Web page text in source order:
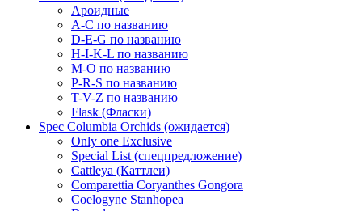
Ароидные
A-C по названию
D-E-G по названию
H-I-K-L по названию
M-O по названию
P-R-S по названию
T-V-Z по названию
Flask (Фласки)
Spec Columbia Orchids (ожидается)
Only one Exclusive
Special List (спецпредложение)
Cattleya (Каттлеи)
Comparettia Coryanthes Gongora
Coelogyne Stanhopea